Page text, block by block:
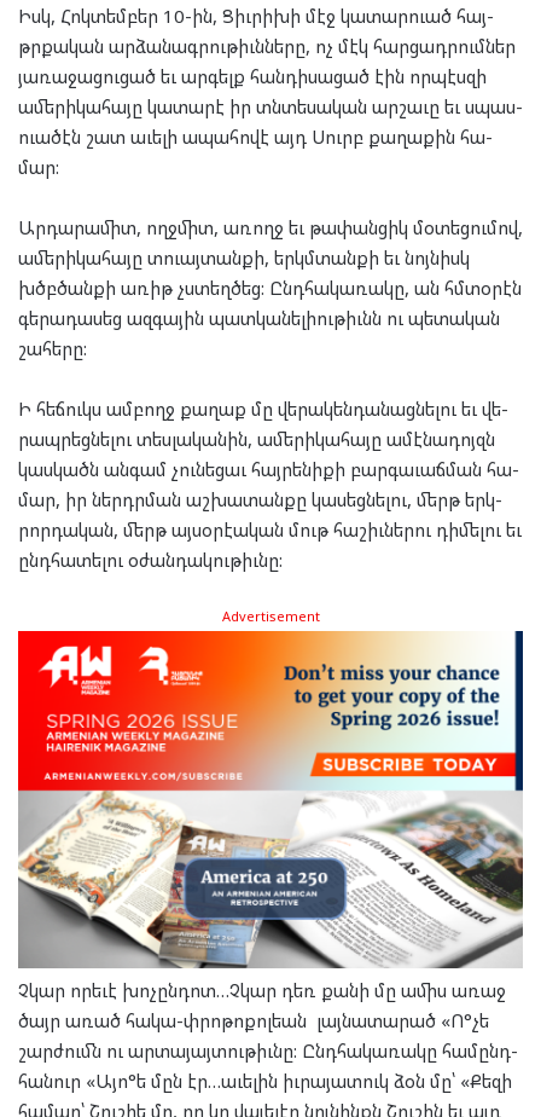
Իսկ, Հոկ­տեմ­բեր 10-ին, Ցիւ­րի­խի մէջ կա­տար­ուած հայ-
թրքա­կան ար­ձա­նագ­րու­թիւն­նե­րը, ոչ մէկ հար­ցադ­րում­ներ
յա­ռա­ջա­ցու­ցած եւ ար­գելք հան­դի­սա­ցած էին որ­պէս­զի
ամե­րի­կա­հա­յը կա­տա­րէ իր տնտե­սա­կան ար­շա­ւը եւ սպաս­
ուա­ծէն շատ աւե­լի ապա­հո­վէ այդ Սուրբ քա­ղա­քին հա­
մար:
Ար­դա­րա­միտ, ողջ­միտ, առողջ եւ թա­փան­ցիկ մօ­տե­ցու­մով,
ամե­րի­կա­հա­յը տուայ­տան­քի, երկմ­տան­քի եւ նոյ­նիսկ
խծբծան­քի առիթ չստեղ­ծեց: Ընդ­հա­կա­ռա­կը, ան հմտօ­րէն
գե­րա­դա­սեց ազ­գա­յին պատ­կա­նե­լիու­թիւնն ու պե­տա­կան
շա­հե­րը:
Ի հե­ճուկս ամ­բողջ քա­ղաք մը վե­րա­կեն­դա­նաց­նե­լու եւ վե­
րապ­րեց­նե­լու տես­լա­կա­նին, ամե­րի­կա­հա­յը ամէ­նա­դոյզն
կաս­կածն ան­գամ չու­նե­ցաւ հայ­րե­նի­քի բար­գա­ւաճ­ման հա­
մար, իր ներդր­ման աշ­խա­տան­քը կա­սեց­նե­լու, մերթ երկ­
րոր­դա­կան, մերթ այ­սօր­էա­կան մութ հա­շիւ­նե­րու դի­մե­լու եւ
ընդ­հա­տե­լու օժան­դա­կու­թիւնը:
Advertisement
Չկար որե­ւէ խո­չըն­դոտ…Չկար դեռ քա­նի մը ամիս առաջ
ծայր առած հա­կա-փրո­թո­քոլ­եան լայ­նա­տա­րած «Ո°չե
շար­ժումն ու ար­տա­յայ­տու­թիւնը: Ընդ­հա­կա­ռա­կը հա­մընդ­
հա­նուր «Այո°ե մըն էր…աւե­լին իւ­րա­յա­տուկ ձօն մը՝ «Քե­զի
հա­մար՝ Շու­շիե մը, որ կը վա­յե­լէր նոյ­նինքն Շու­շին եւ այդ